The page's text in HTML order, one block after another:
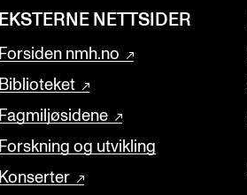
EKSTERNE NETTSIDER
Forsiden nmh.no
Biblioteket
Fagmiljøsidene
Forskning og utvikling
Konserter